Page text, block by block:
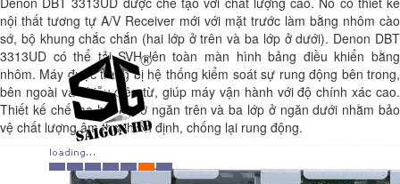
nội thất tương tự A/V Receiver mới với mặt trước làm bằng nhôm cào
sớ, bộ khung chắc chắn (hai lớp ở trên và ba lớp ở dưới). Denon DBT
3313UD có thể tải SVH lên toàn màn hình bảng điều khiển bằng
nhôm. Máy được trang bị hệ thống kiểm soát sự rung động bên trong,
bên ngoài và nhiễu điện từ, giúp máy vận hành với độ chính xác cao.
Thiết kế chế tạo hai lớp ở ngăn trên và ba lớp ở ngăn dưới nhằm bảo
vệ chất lượng âm thanh ổn định, chống lại rung động.